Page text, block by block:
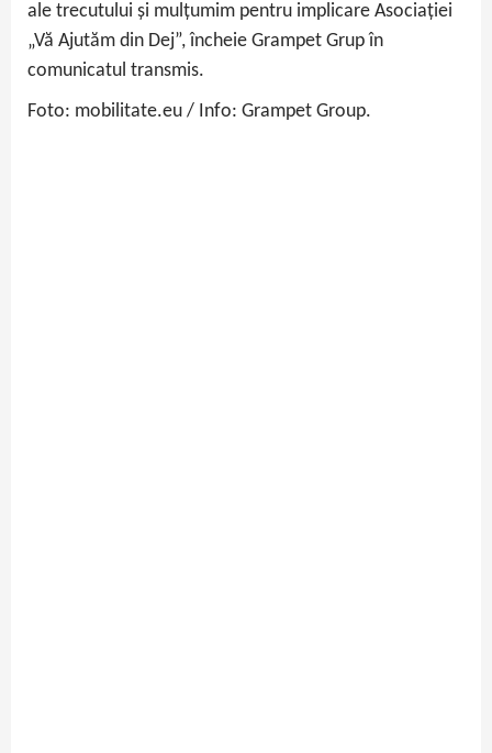
ale trecutului și mulțumim pentru implicare Asociației
„Vă Ajutăm din Dej”, încheie Grampet Grup în
comunicatul transmis.
Foto: mobilitate.eu / Info: Grampet Group.